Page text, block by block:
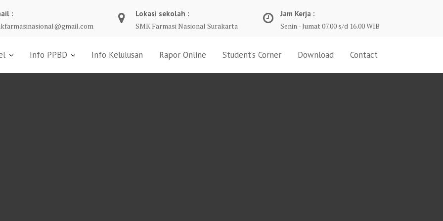
:
Lokasi sekolah :
SMK Farmasi Nasional Surakarta
Jam Kerja :
Senin - Jumat 07.00 s/d 16.00 WIB
Info PPBD Info Kelulusan Rapor Online Student’s Corner Download Contact